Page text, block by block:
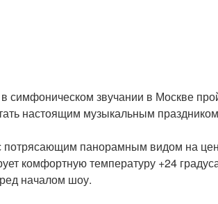
симфоническом звучании в Москве
настоящим музыкальным
потрясающим панорамным видом на
комфортную температуру +24
началом шоу.